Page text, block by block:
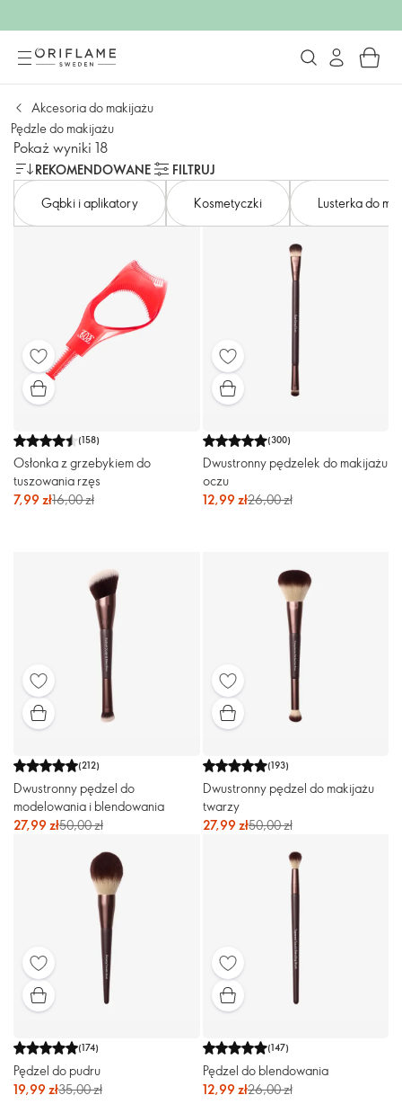
Akcesoria do makijażu
Pędzle do makijażu
Pokaż wyniki 18
REKOMENDOWANE
FILTRUJ
Gąbki i aplikatory
Kosmetyczki​ Lusterka do
(158)
Osłonka z grzebykiem do
tuszowania rzęs
7,99 zł16,00 zł
(300)
Dwustronny pędzelek do makijażu
oczu
12,99 zł26,00 zł
(212)
Dwustronny pędzel do
modelowania i blendowania
27,99 zł50,00 zł
(193)
Dwustronny pędzel do makijażu
twarzy
27,99 zł50,00 zł
(174)
Pędzel do pudru
19,99 zł35,00 zł
(147)
Pędzel do blendowania
12,99 zł26,00 zł